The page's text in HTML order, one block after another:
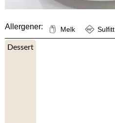
Allergener: Melk Sulfitt
Dessert